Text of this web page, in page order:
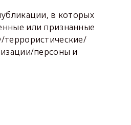
в которых
или признанные
персоны и